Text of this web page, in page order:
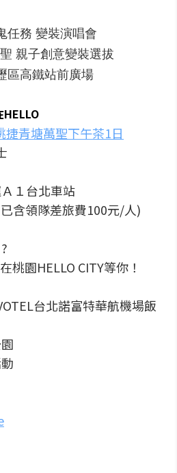
任務 變裝演唱會
親子創意變裝選拔
區高鐵站前廣場
捷青塘萬聖下午茶1日
１台北車站
含領隊差旅費100元/人)
桃園HELLO CITY等你！
台北諾富特華航機場飯